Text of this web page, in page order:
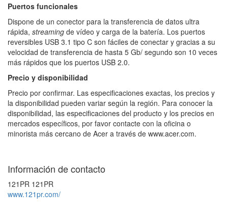
Puertos funcionales
Dispone de un conector para la transferencia de datos ultra
rápida, streaming de vídeo y carga de la batería. Los puertos
reversibles USB 3.1 tipo C son fáciles de conectar y gracias a su
velocidad de transferencia de hasta 5 Gb/ segundo son 10 veces
más rápidos que los puertos USB 2.0.
Precio y disponibilidad
Precio por confirmar. Las especificaciones exactas, los precios y
la disponibilidad pueden variar según la región. Para conocer la
disponibilidad, las especificaciones del producto y los precios en
mercados específicos, por favor contacte con la oficina o
minorista más cercano de Acer a través de www.acer.com.
Información de contacto
121PR 121PR
www.121pr.com/